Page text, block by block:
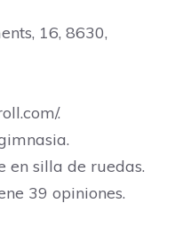
16, 8630,
.
en silla de ruedas.
39 opiniones.